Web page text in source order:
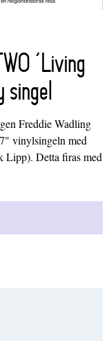
‘Living
Freddie Wadling
vinylsingeln med
Lipp). Detta firas med